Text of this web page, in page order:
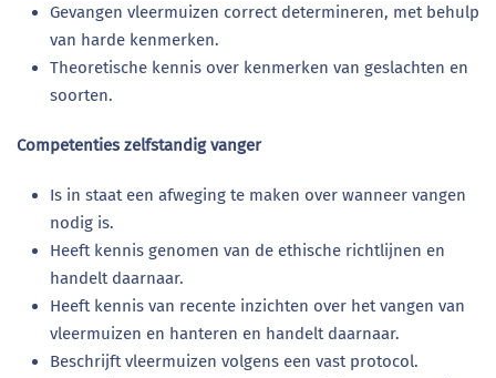
Gevangen vleermuizen correct determineren, met behulp
van harde kenmerken.
Theoretische kennis over kenmerken van geslachten en
soorten.
Competenties zelfstandig vanger
Is in staat een afweging te maken over wanneer vangen
nodig is.
Heeft kennis genomen van de ethische richtlijnen en
handelt daarnaar.
Heeft kennis van recente inzichten over het vangen van
vleermuizen en hanteren en handelt daarnaar.
Beschrijft vleermuizen volgens een vast protocol.